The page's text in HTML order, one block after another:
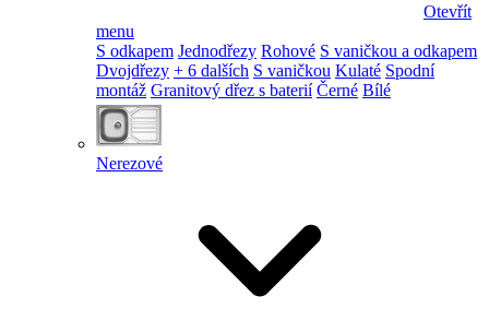
Otevřít
menu
S odkapem Jednodřezy Rohové S vaničkou a odkapem
Dvojdřezy + 6 dalších S vaničkou Kulaté Spodní
montáž Granitový dřez s baterií Černé Bílé
Nerezové